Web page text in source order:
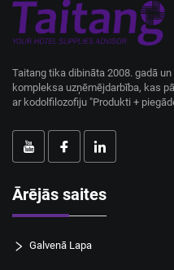
Taitang tika dibināta 2008. gadā
kompleksa uzņēmējdarbība, kas
ar kodolfilozofiju "Produkti +
Ārējās saites
Galvenā Lapa